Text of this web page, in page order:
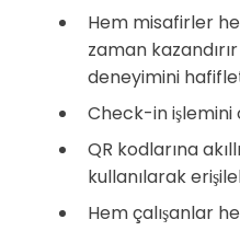
Hem misafirler
zaman
deneyimini
Check-in
QR kodlarına
kullanılarak
Hem çalışanlar